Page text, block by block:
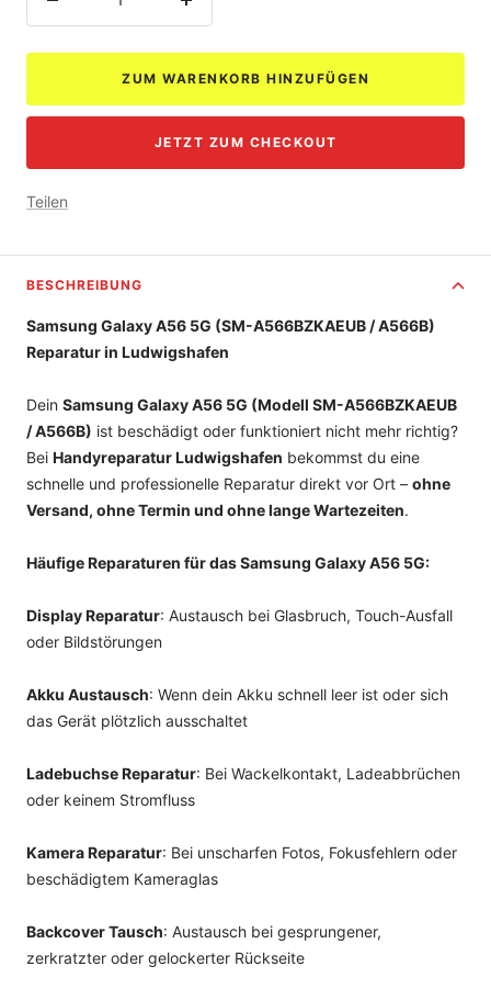
Menge
ZUM WARENKORB HINZUFÜGEN
JETZT ZUM CHECKOUT
Teilen
BESCHREIBUNG
Samsung Galaxy A56 5G (SM-A566BZKAEUB / A566B)
Reparatur in Ludwigshafen
Dein Samsung Galaxy A56 5G (Modell SM-A566BZKAEUB
/ A566B) ist beschädigt oder funktioniert nicht mehr richtig?
Bei Handyreparatur Ludwigshafen bekommst du eine
schnelle und professionelle Reparatur direkt vor Ort – ohne
Versand, ohne Termin und ohne lange Wartezeiten.
Häufige Reparaturen für das Samsung Galaxy A56 5G:
Display Reparatur: Austausch bei Glasbruch, Touch-Ausfall
oder Bildstörungen
Akku Austausch: Wenn dein Akku schnell leer ist oder sich
das Gerät plötzlich ausschaltet
Ladebuchse Reparatur: Bei Wackelkontakt, Ladeabbrüchen
oder keinem Stromfluss
Kamera Reparatur: Bei unscharfen Fotos, Fokusfehlern oder
beschädigtem Kameraglas
Backcover Tausch: Austausch bei gesprungener,
zerkratzter oder gelockerter Rückseite